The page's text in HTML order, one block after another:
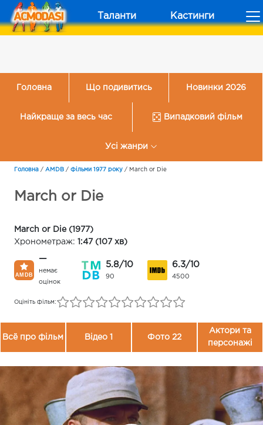
Таланти Кастинги
Головна Що подивитись Новинки 2026
Найкраще за весь час Випадковий фільм
Усі жанри
Головна / AMDB / Фільми 1977 року / March or Die
March or Die
March or Die (1977)
Хронометраж: 1:47 (107 хв)
—
немає
оцінок
5.8/10
90
6.3/10
4500
Оцініть фільм:
Всё про фільм Відео 1 Фото 22
Актори та
персонажі